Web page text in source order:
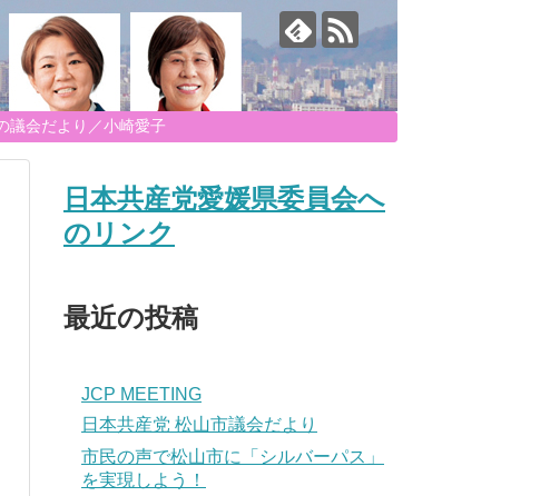
議会だより／小崎愛子
日本共産党愛媛県委員会へ
のリンク
最近の投稿
JCP MEETING
日本共産党 松山市議会だより
市民の声で松山市に「シルバーパス」
を実現しよう！